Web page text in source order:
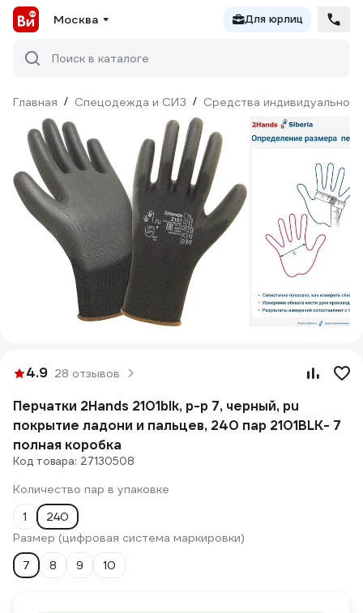
Москва Для юрлиц
Поиск в каталоге
Главная / Спецодежда и СИЗ / Средства индивидуальной
4.9 28 отзывов
Перчатки 2Hands 2101blk, р-р 7, черный, pu
покрытие ладони и пальцев, 240 пар 2101BLK- 7
полная коробка
Код товара: 27130508
Количество пар в упаковке
1
240
Размер (цифровая система маркировки)
7
8 9 10